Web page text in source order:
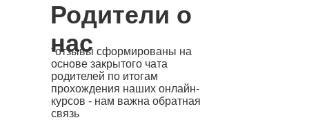
Родители о
нас
*отзывы сформированы на
основе закрытого чата
родителей по итогам
прохождения наших онлайн-
курсов - нам важна обратная
связь